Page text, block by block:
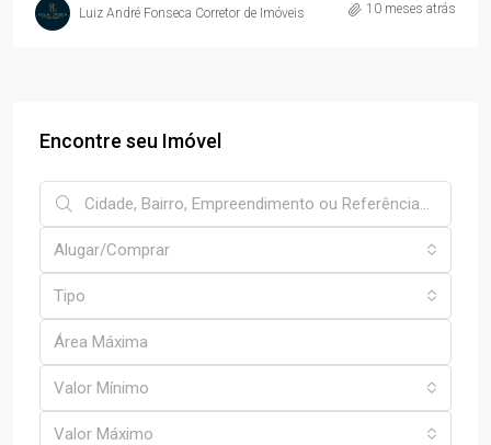
Luiz André Fonseca Corretor de Imóveis 10 meses atrás
Encontre seu Imóvel
Alugar/Comprar
Tipo
Valor Mínimo
Valor Máximo